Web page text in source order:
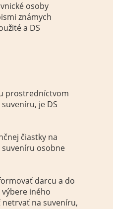
osoby
známych
a DS
prostredníctvom
je DS
čiastky na
osobne
darcu a do
iného
na suveníru,